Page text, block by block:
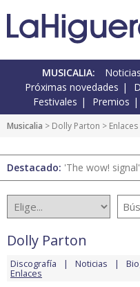
MUSICALIA:
Próximas novedades
Festivales
Premios
Musicalia > Dolly Parton > Enlaces
Destacado: 'The wow!
Dolly Parton
Discografía Noticias
Enlaces